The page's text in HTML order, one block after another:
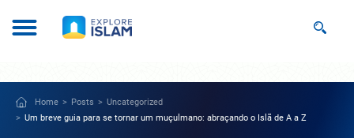
Home Posts
Uncategorized
Um breve guia para se tornar um muçulmano: abraçando o Islã de A a Z